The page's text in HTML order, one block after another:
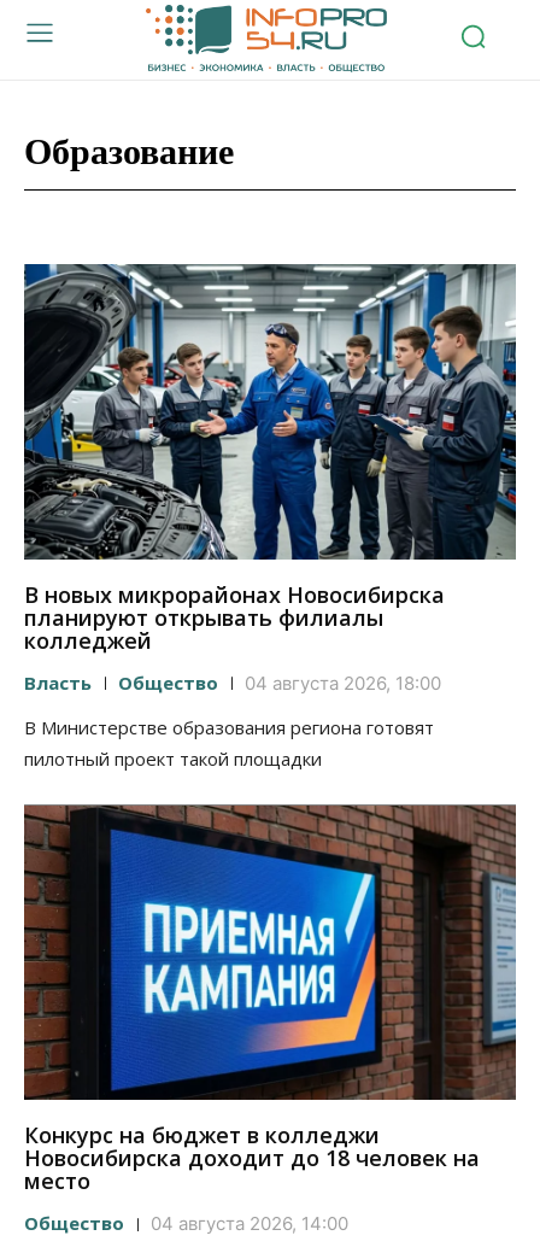
Образование
В новых микрорайонах Новосибирска
планируют открывать филиалы
колледжей
Власть Общество 04 августа 2026, 18:00
В Министерстве образования региона готовят
пилотный проект такой площадки
Конкурс на бюджет в колледжи
Новосибирска доходит до 18 человек на
место
Общество 04 августа 2026, 14:00